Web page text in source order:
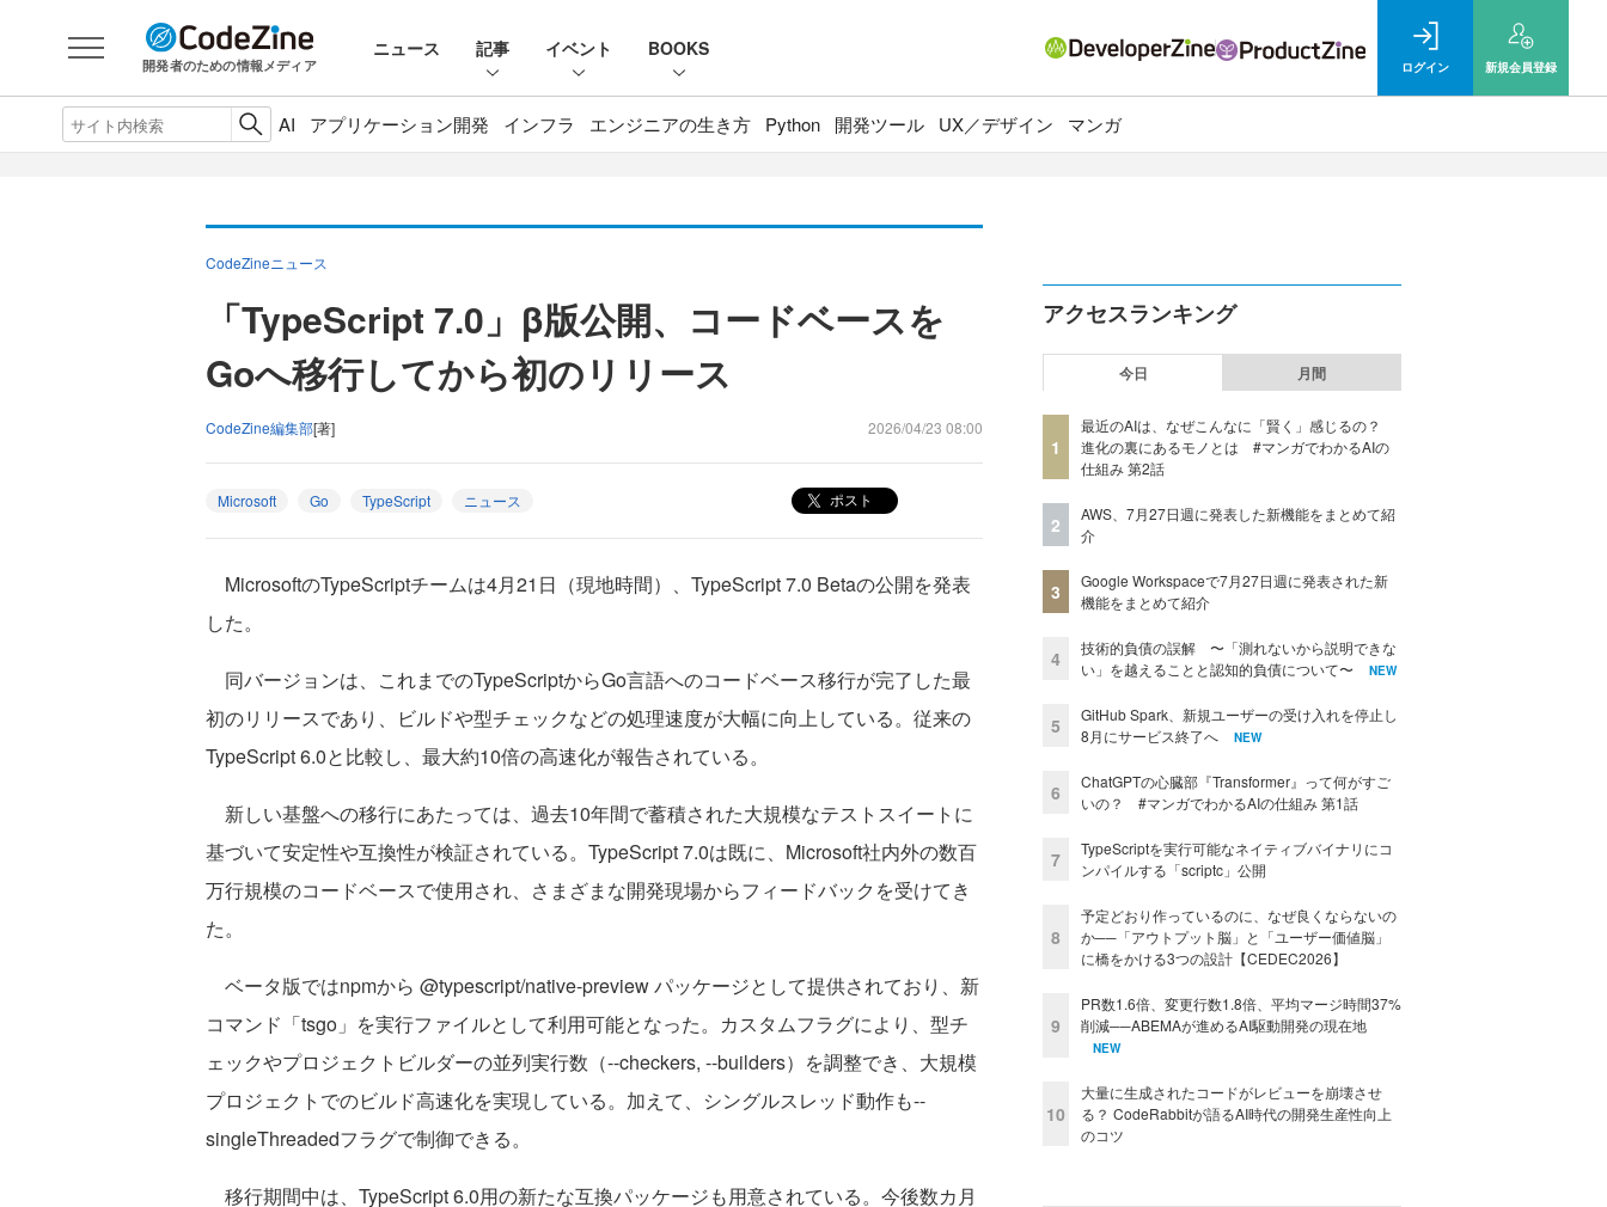
開発者のための情報メディア
ニュース 記事 イベント BOOKS
ログイン 新規会員登録
AI アプリケーション開発 インフラ エンジニアの生き方 Python 開発ツール UX／デザイン マンガ
CodeZineニュース
「TypeScript 7.0」β版公開、コードベースを
Goへ移行してから初のリリース
CodeZine編集部[著] 2026/04/23 08:00
Microsoft Go TypeScript ニュース ポスト
MicrosoftのTypeScriptチームは4月21日（現地時間）、TypeScript 7.0 Betaの公開を発表
した。
同バージョンは、これまでのTypeScriptからGo言語へのコードベース移行が完了した最
初のリリースであり、ビルドや型チェックなどの処理速度が大幅に向上している。従来の
TypeScript 6.0と比較し、最大約10倍の高速化が報告されている。
新しい基盤への移行にあたっては、過去10年間で蓄積された大規模なテストスイートに
基づいて安定性や互換性が検証されている。TypeScript 7.0は既に、Microsoft社内外の数百
万行規模のコードベースで使用され、さまざまな開発現場からフィードバックを受けてき
た。
ベータ版ではnpmから @typescript/native-preview パッケージとして提供されており、新
コマンド「tsgo」を実行ファイルとして利用可能となった。カスタムフラグにより、型チ
ェックやプロジェクトビルダーの並列実行数（--checkers, --builders）を調整でき、大規模
プロジェクトでのビルド高速化を実現している。加えて、シングルスレッド動作も--
singleThreadedフラグで制御できる。
移行期間中は、TypeScript 6.0用の新たな互換パッケージも用意されている。今後数カ月
アクセスランキング
今日 月間
1
最近のAIは、なぜこんなに「賢く」感じるの？
進化の裏にあるモノとは #マンガでわかるAIの
仕組み 第2話
2
AWS、7月27日週に発表した新機能をまとめて紹
介
3
Google Workspaceで7月27日週に発表された新
機能をまとめて紹介
4
技術的負債の誤解 〜「測れないから説明できな
い」を越えることと認知的負債について〜
NEW
5
GitHub Spark、新規ユーザーの受け入れを停止し
8月にサービス終了へ
NEW
6
ChatGPTの心臓部『Transformer』って何がすご
いの？ #マンガでわかるAIの仕組み 第1話
7
TypeScriptを実行可能なネイティブバイナリにコ
ンパイルする「scriptc」公開
8
予定どおり作っているのに、なぜ良くならないの
か──「アウトプット脳」と「ユーザー価値脳」
に橋をかける3つの設計【CEDEC2026】
9
PR数1.6倍、変更行数1.8倍、平均マージ時間37%
削減──ABEMAが進めるAI駆動開発の現在地
NEW
10
大量に生成されたコードがレビューを崩壊させ
る？ CodeRabbitが語るAI時代の開発生産性向上
のコツ